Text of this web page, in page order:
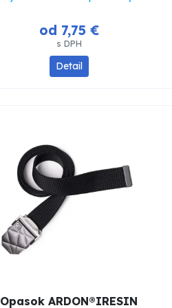
od 7,75 €
s DPH
Detail
Opasok ARDON®IRESIN